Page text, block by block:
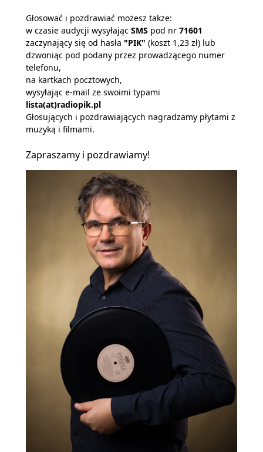
Głosować i pozdrawiać możesz także:
w czasie audycji wysyłając SMS pod nr 71601
zaczynający się od hasła "PIK" (koszt 1,23 zł) lub
dzwoniąc pod podany przez prowadzącego numer
telefonu,
na kartkach pocztowych,
wysyłając e-mail ze swoimi typami
lista(at)radiopik.pl
Głosujących i pozdrawiających nagradzamy płytami z
muzyką i filmami.
Zapraszamy i pozdrawiamy!